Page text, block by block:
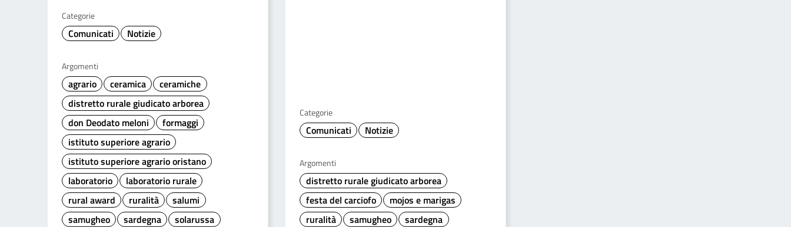
Categorie
Comunicati Notizie
Argomenti
agrario ceramica
ceramiche
distretto rurale giudicato arborea
don Deodato meloni
formaggi
istituto superiore agrario
istituto superiore agrario oristano
laboratorio
laboratorio rurale
rural award
ruralità
salumi
samugheo
sardegna
solarussa
Categorie
Comunicati Notizie
Argomenti
distretto rurale giudicato arborea
festa del carciofo
mojos e marigas
ruralità
samugheo
sardegna